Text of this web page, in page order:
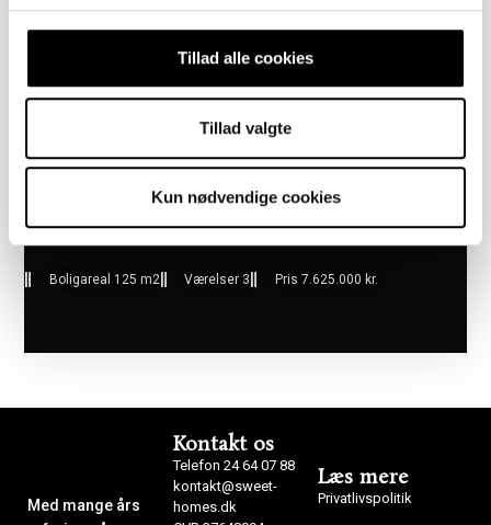
Tillad alle cookies
Tillad valgte
Kun nødvendige cookies
Åbent Hus: 07/08/2026
Boligareal 125 m2 Værelser 3 Pris 7.625.000 kr.
Med mange års
Kontakt os
Telefon 24 64 07 88
kontakt@sweet-
homes.dk
Læs mere
Privatlivspolitik